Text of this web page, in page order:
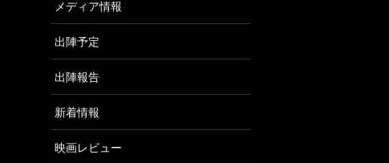
メディア情報
出陣予定
出陣報告
新着情報
映画レビュー